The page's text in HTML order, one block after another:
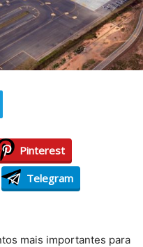
Pinterest
Telegram
mais importantes para